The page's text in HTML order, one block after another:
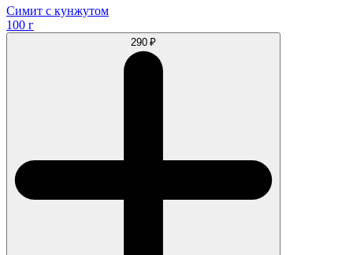
Симит с кунжутом
100 г
290 ₽